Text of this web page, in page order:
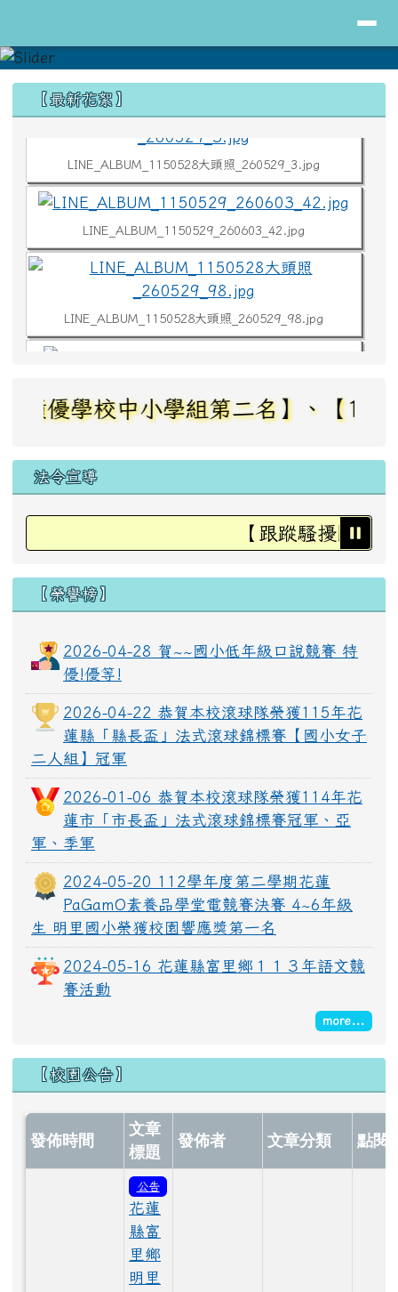
上中區域內容
【最新花絮】
LINE_ALBUM_1150528大頭照_260529_98.jpg
LINE_ALBUM_1150529_260603_8.jpg
LINE_ALBUM_1150529_260603_9.jpg
LINE_ALBUM_1150528大頭照_260529_8.jpg
LINE_ALBUM_1150529_260603_54.jpg
LINE_ALBUM_1150528大頭照_260529_41.jpg
LINE_ALBUM_1150528大頭照_260529_74.jpg
LINE_ALBUM_1150528大頭照_260529_46.jpg
LINE_ALBUM_1150528大頭照_260529_50.jpg
LINE_ALBUM_1150528大頭照_260529_49.jpg
校中小學組第二名】、【112年花蓮
法令宣導
【跟蹤騷擾防治法
【榮譽榜】
2026-04-28 賀~~國小低年級口說競賽 特
優!優等!
2026-04-22 恭賀本校滾球隊榮獲115年花
蓮縣「縣長盃」法式滾球錦標賽【國小女子
二人組】冠軍
2026-01-06 恭賀本校滾球隊榮獲114年花
蓮市「市長盃」法式滾球錦標賽冠軍、亞
軍、季軍
2024-05-20 112學年度第二學期花蓮
PaGamO素養品學堂電競賽決賽 4~6年級
生 明里國小榮獲校園響應獎第一名
2024-05-16 花蓮縣富里鄉１１３年語文競
賽活動
more...
【校園公告】
發佈時間
文章
標題
發佈者 文章分類 點閱
公告
花蓮
縣富
里鄉
明里
頁尾區域